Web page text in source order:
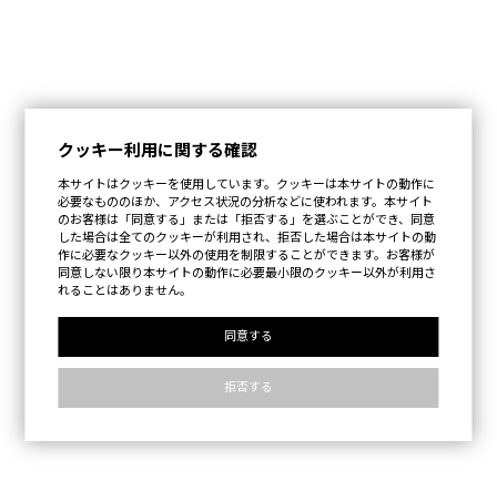
クッキー利用に関する確認
本サイトはクッキーを使用しています。クッキーは本サイトの動作に
必要なもののほか、アクセス状況の分析などに使われます。本サイト
のお客様は「同意する」または「拒否する」を選ぶことができ、同意
した場合は全てのクッキーが利用され、拒否した場合は本サイトの動
作に必要なクッキー以外の使用を制限することができます。お客様が
同意しない限り本サイトの動作に必要最小限のクッキー以外が利用さ
れることはありません。
同意する
拒否する